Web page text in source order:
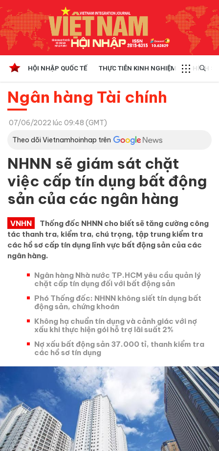
HỘI NHẬP QUỐC TẾ THỰC TIỄN KINH NGHIỆM CHÍNH
Ngân hàng Tài chính
07/06/2022 lúc 09:48 (GMT)
Theo dõi Vietnamhoinhap trên
NHNN sẽ giám sát chặt
việc cấp tín dụng bất động
sản của các ngân hàng
VNHN
Thống đốc NHNN cho biết sẽ tăng cường công
tác thanh tra, kiểm tra, chú trọng, tập trung kiểm tra
các hồ sơ cấp tín dụng lĩnh vực bất động sản của các
ngân hàng.
Ngân hàng Nhà nước TP.HCM yêu cầu quản lý
chặt cấp tín dụng đối với bất động sản
Phó Thống đốc: NHNN không siết tín dụng bất
động sản, chứng khoán
Không hạ chuẩn tín dụng và cảnh giác với nợ
xấu khi thực hiện gói hỗ trợ lãi suất 2%
Nợ xấu bất động sản 37.000 tỉ, thanh kiểm tra
các hồ sơ tín dụng